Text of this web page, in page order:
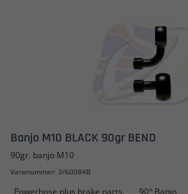
Banjo M10 BLACK 90gr BEND
90gr. banjo M10
Varenummer: 3/60084B
Powerhose plus brake parts. 90° Banjo